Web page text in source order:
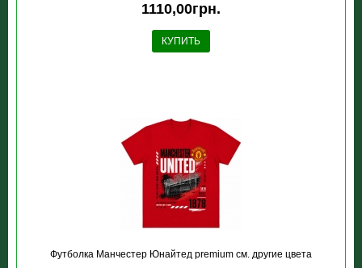
1110,00грн.
КУПИТЬ
Футболка Манчестер Юнайтед premium см. другие цвета